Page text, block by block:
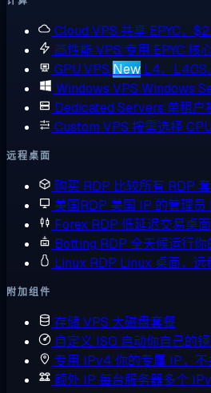
Cloud VPS 共享 EPYC，
高性能 VPS 专用 EPYC 核
GPU VPS New L4、L40S
Windows VPS Windows
Dedicated Servers 单租户
Custom VPS 按需选择
远程桌面
购买 RDP 比较所有 RDP
美国RDP 美国 IP 的管理员
Forex RDP 低延迟交易桌面
Botting RDP 全天候运行你
Linux RDP Linux 桌面，远
附加组件
存储 VPS 大磁盘套餐
自定义 ISO 启动你自己的
专用 IPv4 你的专属 IP，不
额外 IP 每台服务器多个